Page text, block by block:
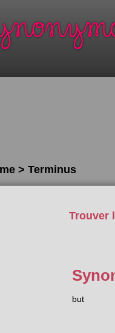
> Terminus
Trouver
but